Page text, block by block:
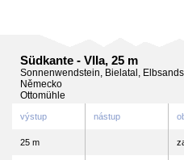
Südkante - VIIa, 25 m
Sonnenwendstein, Bielatal,
Německo
Ottomühle
výstup nástup
25 m